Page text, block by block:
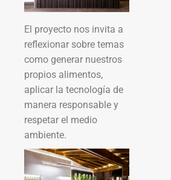
El proyecto nos invita a
reflexionar sobre temas
como generar nuestros
propios alimentos,
aplicar la tecnología de
manera responsable y
respetar el medio
ambiente.